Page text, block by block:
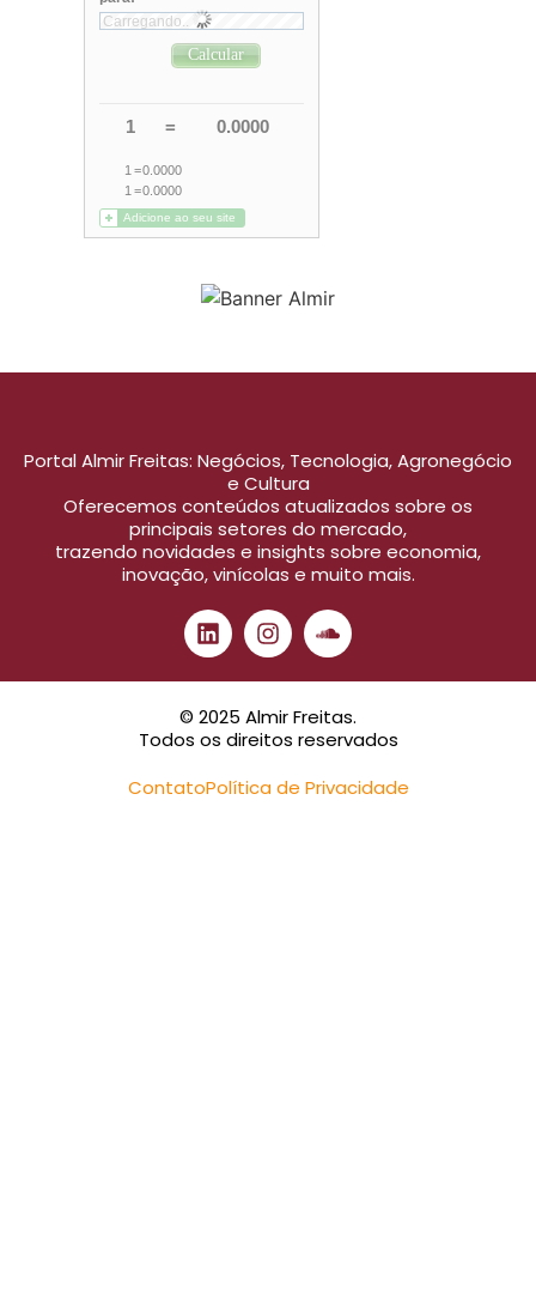
Portal Almir Freitas: Negócios, Tecnologia, Agronegócio
e Cultura
Oferecemos conteúdos atualizados sobre os
principais setores do mercado,
trazendo novidades e insights sobre economia,
inovação, vinícolas e muito mais.
© 2025 Almir Freitas.
Todos os direitos reservados
ContatoPolítica de Privacidade